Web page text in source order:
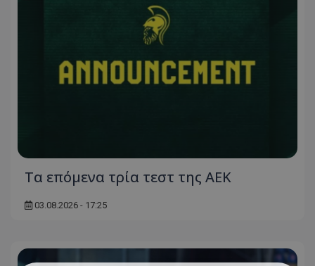
Τα επόμενα τρία τεστ της ΑΕΚ
03.08.2026 - 17:25